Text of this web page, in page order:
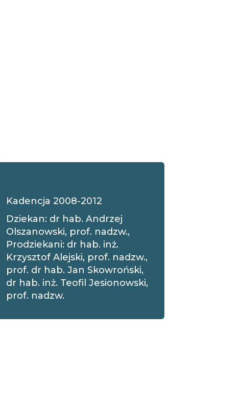
Kadencja 2008-2012
Dziekan: dr hab. Andrzej
Olszanowski, prof. nadzw.,
Prodziekani: dr hab. inż.
Krzysztof Alejski, prof. nadzw.,
prof. dr hab. Jan Skowroński,
dr hab. inż. Teofil Jesionowski,
prof. nadzw.